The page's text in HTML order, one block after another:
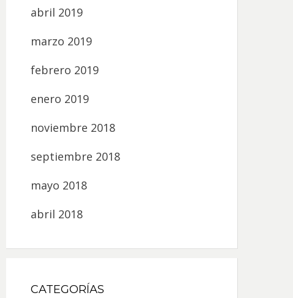
abril 2019
marzo 2019
febrero 2019
enero 2019
noviembre 2018
septiembre 2018
mayo 2018
abril 2018
CATEGORÍAS